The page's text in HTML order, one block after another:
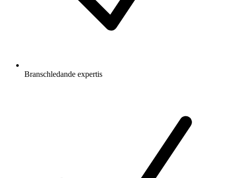
Branschledande expertis